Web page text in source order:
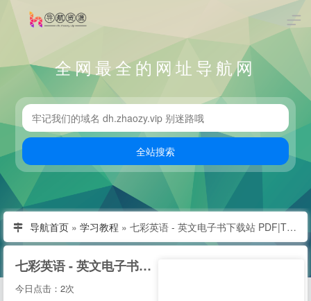
全网最全的网址导航网
导航首页 » 学习教程 » 七彩英语 - 英文电子书下载站 PDF|TXT格式英文原版原著下载
七彩英语 - 英文电子书下载站 PDF|TXT格式英文原版原著下载
今日点击：2次